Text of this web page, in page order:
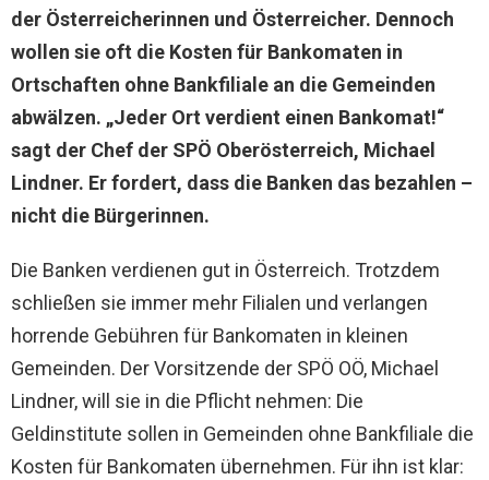
der Österreicherinnen und Österreicher. Dennoch
wollen sie oft die Kosten für Bankomaten in
Ortschaften ohne Bankfiliale an die Gemeinden
abwälzen. „Jeder Ort verdient einen Bankomat!“
sagt der Chef der SPÖ Oberösterreich, Michael
Lindner. Er fordert, dass die Banken das bezahlen –
nicht die Bürgerinnen.
Die Banken verdienen gut in Österreich. Trotzdem
schließen sie immer mehr Filialen und verlangen
horrende Gebühren für Bankomaten in kleinen
Gemeinden. Der Vorsitzende der SPÖ OÖ, Michael
Lindner, will sie in die Pflicht nehmen: Die
Geldinstitute sollen in Gemeinden ohne Bankfiliale die
Kosten für Bankomaten übernehmen. Für ihn ist klar: